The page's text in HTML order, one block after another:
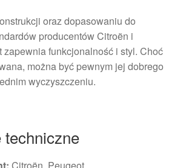
oraz dopasowaniu do
producentów Citroën i
zapewnia funkcjonalność i styl. Choć
można być pewnym jej dobrego
wyczyszczeniu.